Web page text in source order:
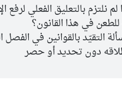
لم نلتزم بالتعليق الفعلي
في هذا القانون؟
التقيّد بالقوانين في
دون تحديد أو حصر